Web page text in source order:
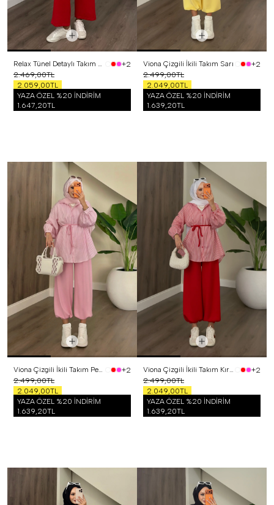
Relax Tünel Detaylı Takım Kırmızı
+2
2.469,00TL
2.059,00TL
YAZA ÖZEL %20 İNDİRİM
1.647,20TL
Viona Çizgili İkili Takım Sarı
+2
2.499,00TL
2.049,00TL
YAZA ÖZEL %20 İNDİRİM
1.639,20TL
Viona Çizgili İkili Takım Pembe
+2
2.499,00TL
2.049,00TL
YAZA ÖZEL %20 İNDİRİM
1.639,20TL
Viona Çizgili İkili Takım Kırmızı
+2
2.499,00TL
2.049,00TL
YAZA ÖZEL %20 İNDİRİM
1.639,20TL